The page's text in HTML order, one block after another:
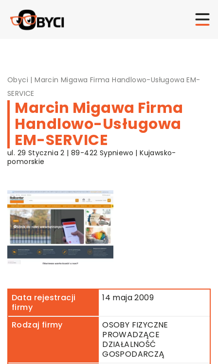
Obyci |Marcin Migawa Firma Handlowo-Usługowa EM-
SERVICE
Marcin Migawa Firma
Handlowo-Usługowa
EM-SERVICE
ul. 29 Stycznia 2 | 89-422 Sypniewo | Kujawsko-
pomorskie
Data rejestracji
firmy
14 maja 2009
Rodzaj firmy
OSOBY FIZYCZNE
PROWADZĄCE
DZIAŁALNOŚĆ
GOSPODARCZĄ